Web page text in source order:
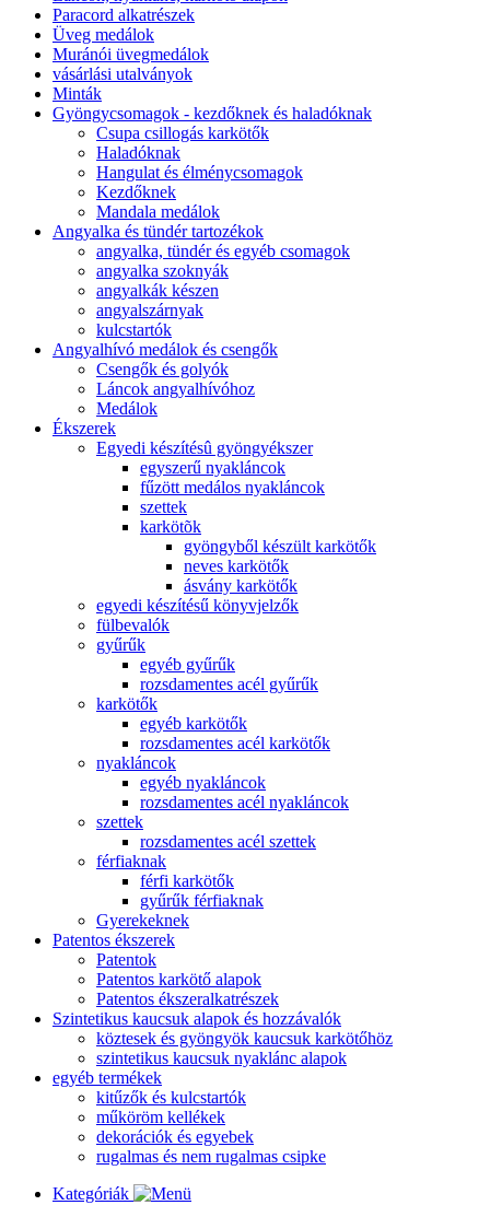
Paracord alkatrészek
Üveg medálok
Muránói üvegmedálok
vásárlási utalványok
Minták
Gyöngycsomagok - kezdőknek és haladóknak
Csupa csillogás karkötők
Haladóknak
Hangulat és élménycsomagok
Kezdőknek
Mandala medálok
Angyalka és tündér tartozékok
angyalka, tündér és egyéb csomagok
angyalka szoknyák
angyalkák készen
angyalszárnyak
kulcstartók
Angyalhívó medálok és csengők
Csengők és golyók
Láncok angyalhívóhoz
Medálok
Ékszerek
Egyedi készítésû gyöngyékszer
egyszerű nyakláncok
fűzött medálos nyakláncok
szettek
karkötõk
gyöngyből készült karkötők
neves karkötők
ásvány karkötők
egyedi készítésű könyvjelzők
fülbevalók
gyűrűk
egyéb gyűrűk
rozsdamentes acél gyűrűk
karkötők
egyéb karkötők
rozsdamentes acél karkötők
nyakláncok
egyéb nyakláncok
rozsdamentes acél nyakláncok
szettek
rozsdamentes acél szettek
férfiaknak
férfi karkötők
gyűrűk férfiaknak
Gyerekeknek
Patentos ékszerek
Patentok
Patentos karkötő alapok
Patentos ékszeralkatrészek
Szintetikus kaucsuk alapok és hozzávalók
köztesek és gyöngyök kaucsuk karkötőhöz
szintetikus kaucsuk nyaklánc alapok
egyéb termékek
kitűzők és kulcstartók
műköröm kellékek
dekorációk és egyebek
rugalmas és nem rugalmas csipke
Kategóriák